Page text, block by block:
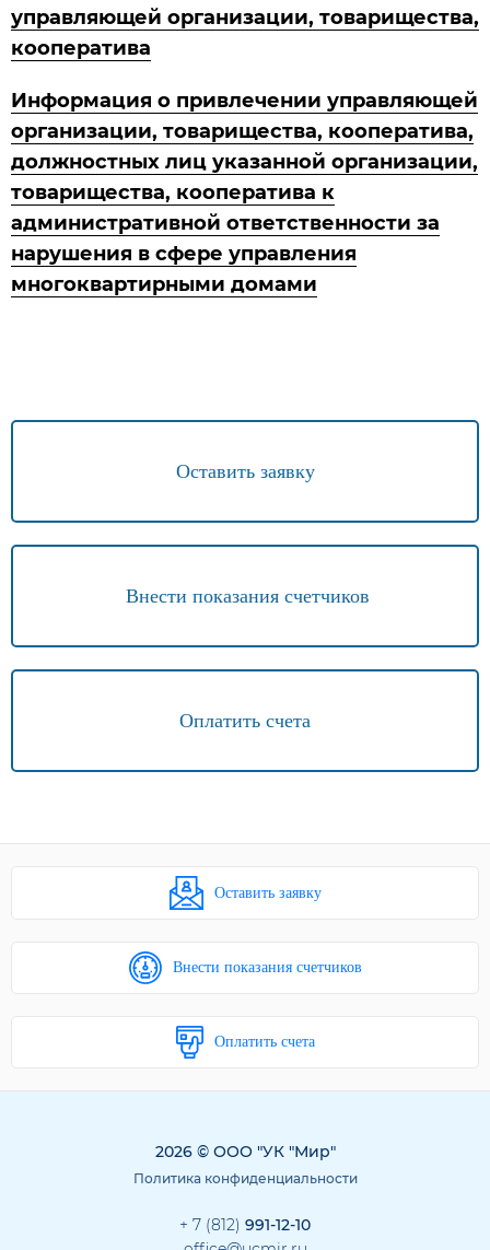
управляющей организации, товарищества,
кооператива
Информация о привлечении управляющей
организации, товарищества, кооператива,
должностных лиц указанной организации,
товарищества, кооператива к
административной ответственности за
нарушения в сфере управления
многоквартирными домами
Оставить заявку
Внести показания счетчиков
Оплатить счета
Оставить заявку
Внести показания счетчиков
Оплатить счета
2026 © ООО "УК "Мир"
Политика конфиденциальности
+ 7 (812) 991-12-10